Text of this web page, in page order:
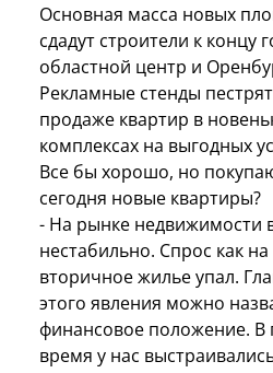
Основная масса новых
сдадут строители к концу
областной центр и
Рекламные стенды
продаже квартир в
комплексах на выгодных
Все бы хорошо, но
сегодня новые квартиры?
- На рынке недвижимости
нестабильно. Спрос как
вторичное жилье упал.
этого явления можно
финансовое положение. В
время у нас